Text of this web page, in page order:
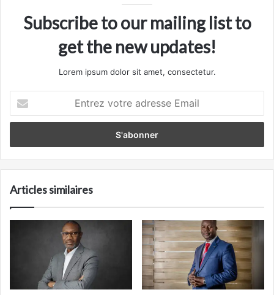
Subscribe to our mailing list to
get the new updates!
Lorem ipsum dolor sit amet, consectetur.
votre
adresse
Articles similaires